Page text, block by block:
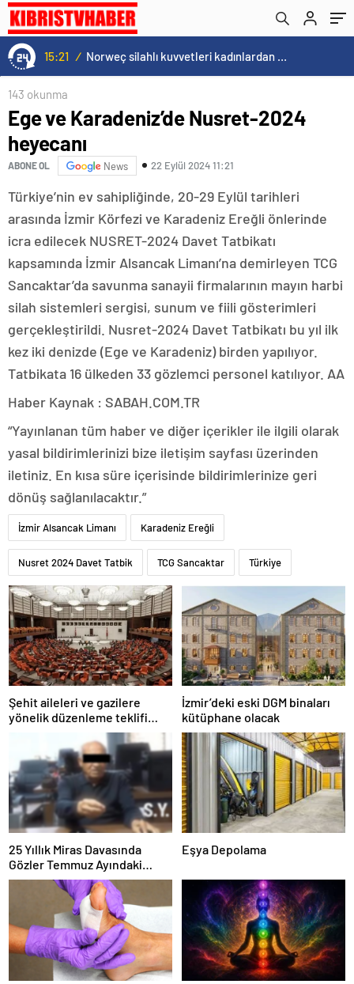
15:21 / Norweç silahlı kuvvetleri kadınlardan oluşan özel kuvvetler eğitimlerini başlattı.
143 okunma
Ege ve Karadeniz’de Nusret-2024
heyecanı
ABONE OL News 22 Eylül 2024 11:21
Türkiye’nin ev sahipliğinde, 20-29 Eylül tarihleri
arasında İzmir Körfezi ve Karadeniz Ereğli önlerinde
icra edilecek NUSRET-2024 Davet Tatbikatı
kapsamında İzmir Alsancak Limanı’na demirleyen TCG
Sancaktar’da savunma sanayii firmalarının mayın harbi
silah sistemleri sergisi, sunum ve fiili gösterimleri
gerçekleştirildi. Nusret-2024 Davet Tatbikatı bu yıl ilk
kez iki denizde (Ege ve Karadeniz) birden yapılıyor.
Tatbikata 16 ülkeden 33 gözlemci personel katılıyor. AA
Haber Kaynak : SABAH.COM.TR
“Yayınlanan tüm haber ve diğer içerikler ile ilgili olarak
yasal bildirimlerinizi bize iletişim sayfası üzerinden
iletiniz. En kısa süre içerisinde bildirimlerinize geri
dönüş sağlanılacaktır.”
İzmir Alsancak Limanı Karadeniz Ereğli
Nusret 2024 Davet Tatbik TCG Sancaktar Türkiye
Şehit aileleri ve gazilere
yönelik düzenleme teklifi
Meclis’te kabul edildi
İzmir’deki eski DGM binaları
kütüphane olacak
25 Yıllık Miras Davasında
Gözler Temmuz Ayındaki
Karar Duruşmasına Çevrildi
Eşya Depolama